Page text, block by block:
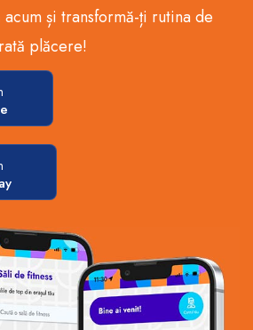
și transformă-ți rutina de
plăcere!